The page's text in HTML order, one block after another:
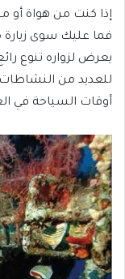
إذا كنت من هواة أو
فما عليك سوى زيارة
يعرض لزواره تنوع
للعديد من
أوقات السياحة في